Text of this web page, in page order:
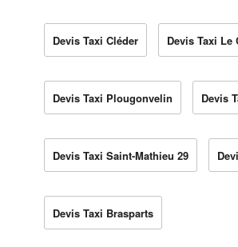
Devis Taxi Cléder Devis Taxi Le
Devis Taxi Plougonvelin Devis
Devis Taxi Saint-Mathieu 29
Devis Taxi Brasparts